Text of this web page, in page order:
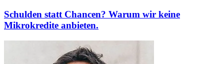
Schulden statt Chancen? Warum wir keine
Mikrokredite anbieten.